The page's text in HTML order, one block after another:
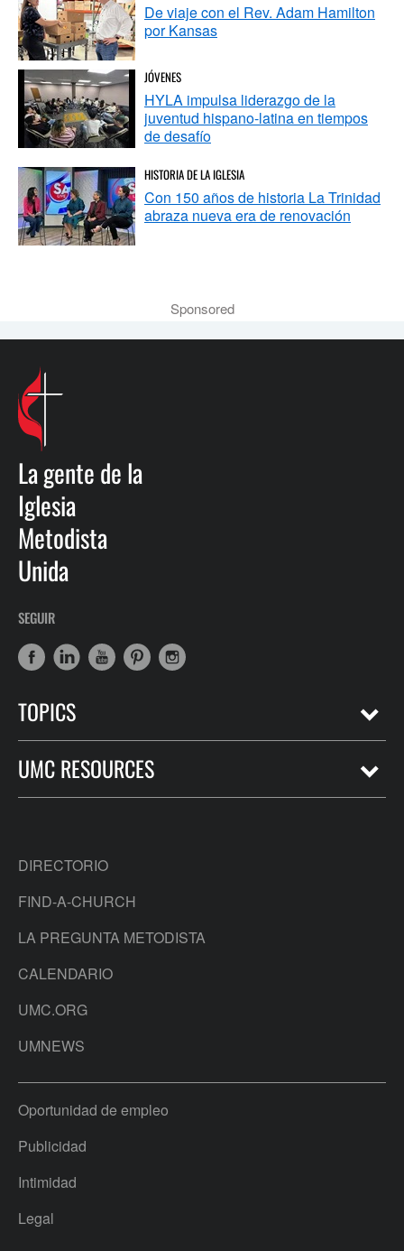
De viaje con el Rev. Adam Hamilton
por Kansas
JÓVENES
HYLA impulsa liderazgo de la
juventud hispano-latina en tiempos
de desafío
HISTORIA DE LA IGLESIA
Con 150 años de historia La Trinidad
abraza nueva era de renovación
Sponsored
La gente de la
Iglesia
Metodista
Unida
SEGUIR
TOPICS
UMC RESOURCES
DIRECTORIO
FIND-A-CHURCH
LA PREGUNTA METODISTA
CALENDARIO
UMC.ORG
UMNEWS
Oportunidad de empleo
Publicidad
Intimidad
Legal